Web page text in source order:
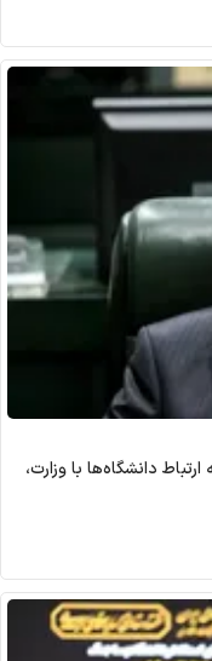
ارتباط دانشگاه‌ها با وزارت،